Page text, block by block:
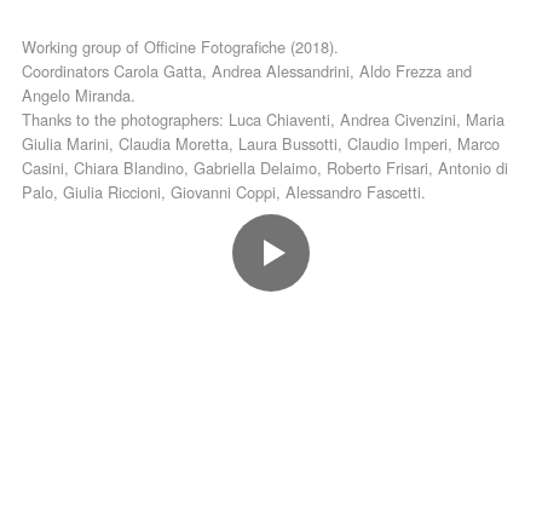
Working group of Officine Fotografiche (2018).
Coordinators Carola Gatta, Andrea Alessandrini, Aldo Frezza and
Angelo Miranda.
Thanks to the photographers: Luca Chiaventi, Andrea Civenzini, Maria
Giulia Marini, Claudia Moretta, Laura Bussotti, Claudio Imperi, Marco
Casini, Chiara Blandino, Gabriella Delaimo, Roberto Frisari, Antonio di
Palo, Giulia Riccioni, Giovanni Coppi, Alessandro Fascetti.